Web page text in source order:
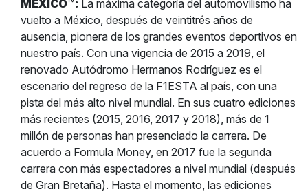
MÉXICO™: La máxima categoría del automovilismo ha
vuelto a México, después de veintitrés años de
ausencia, pionera de los grandes eventos deportivos en
nuestro país. Con una vigencia de 2015 a 2019, el
renovado Autódromo Hermanos Rodríguez es el
escenario del regreso de la F1ESTA al país, con una
pista del más alto nivel mundial. En sus cuatro ediciones
más recientes (2015, 2016, 2017 y 2018), más de 1
millón de personas han presenciado la carrera. De
acuerdo a Formula Money, en 2017 fue la segunda
carrera con más espectadores a nivel mundial (después
de Gran Bretaña). Hasta el momento, las ediciones